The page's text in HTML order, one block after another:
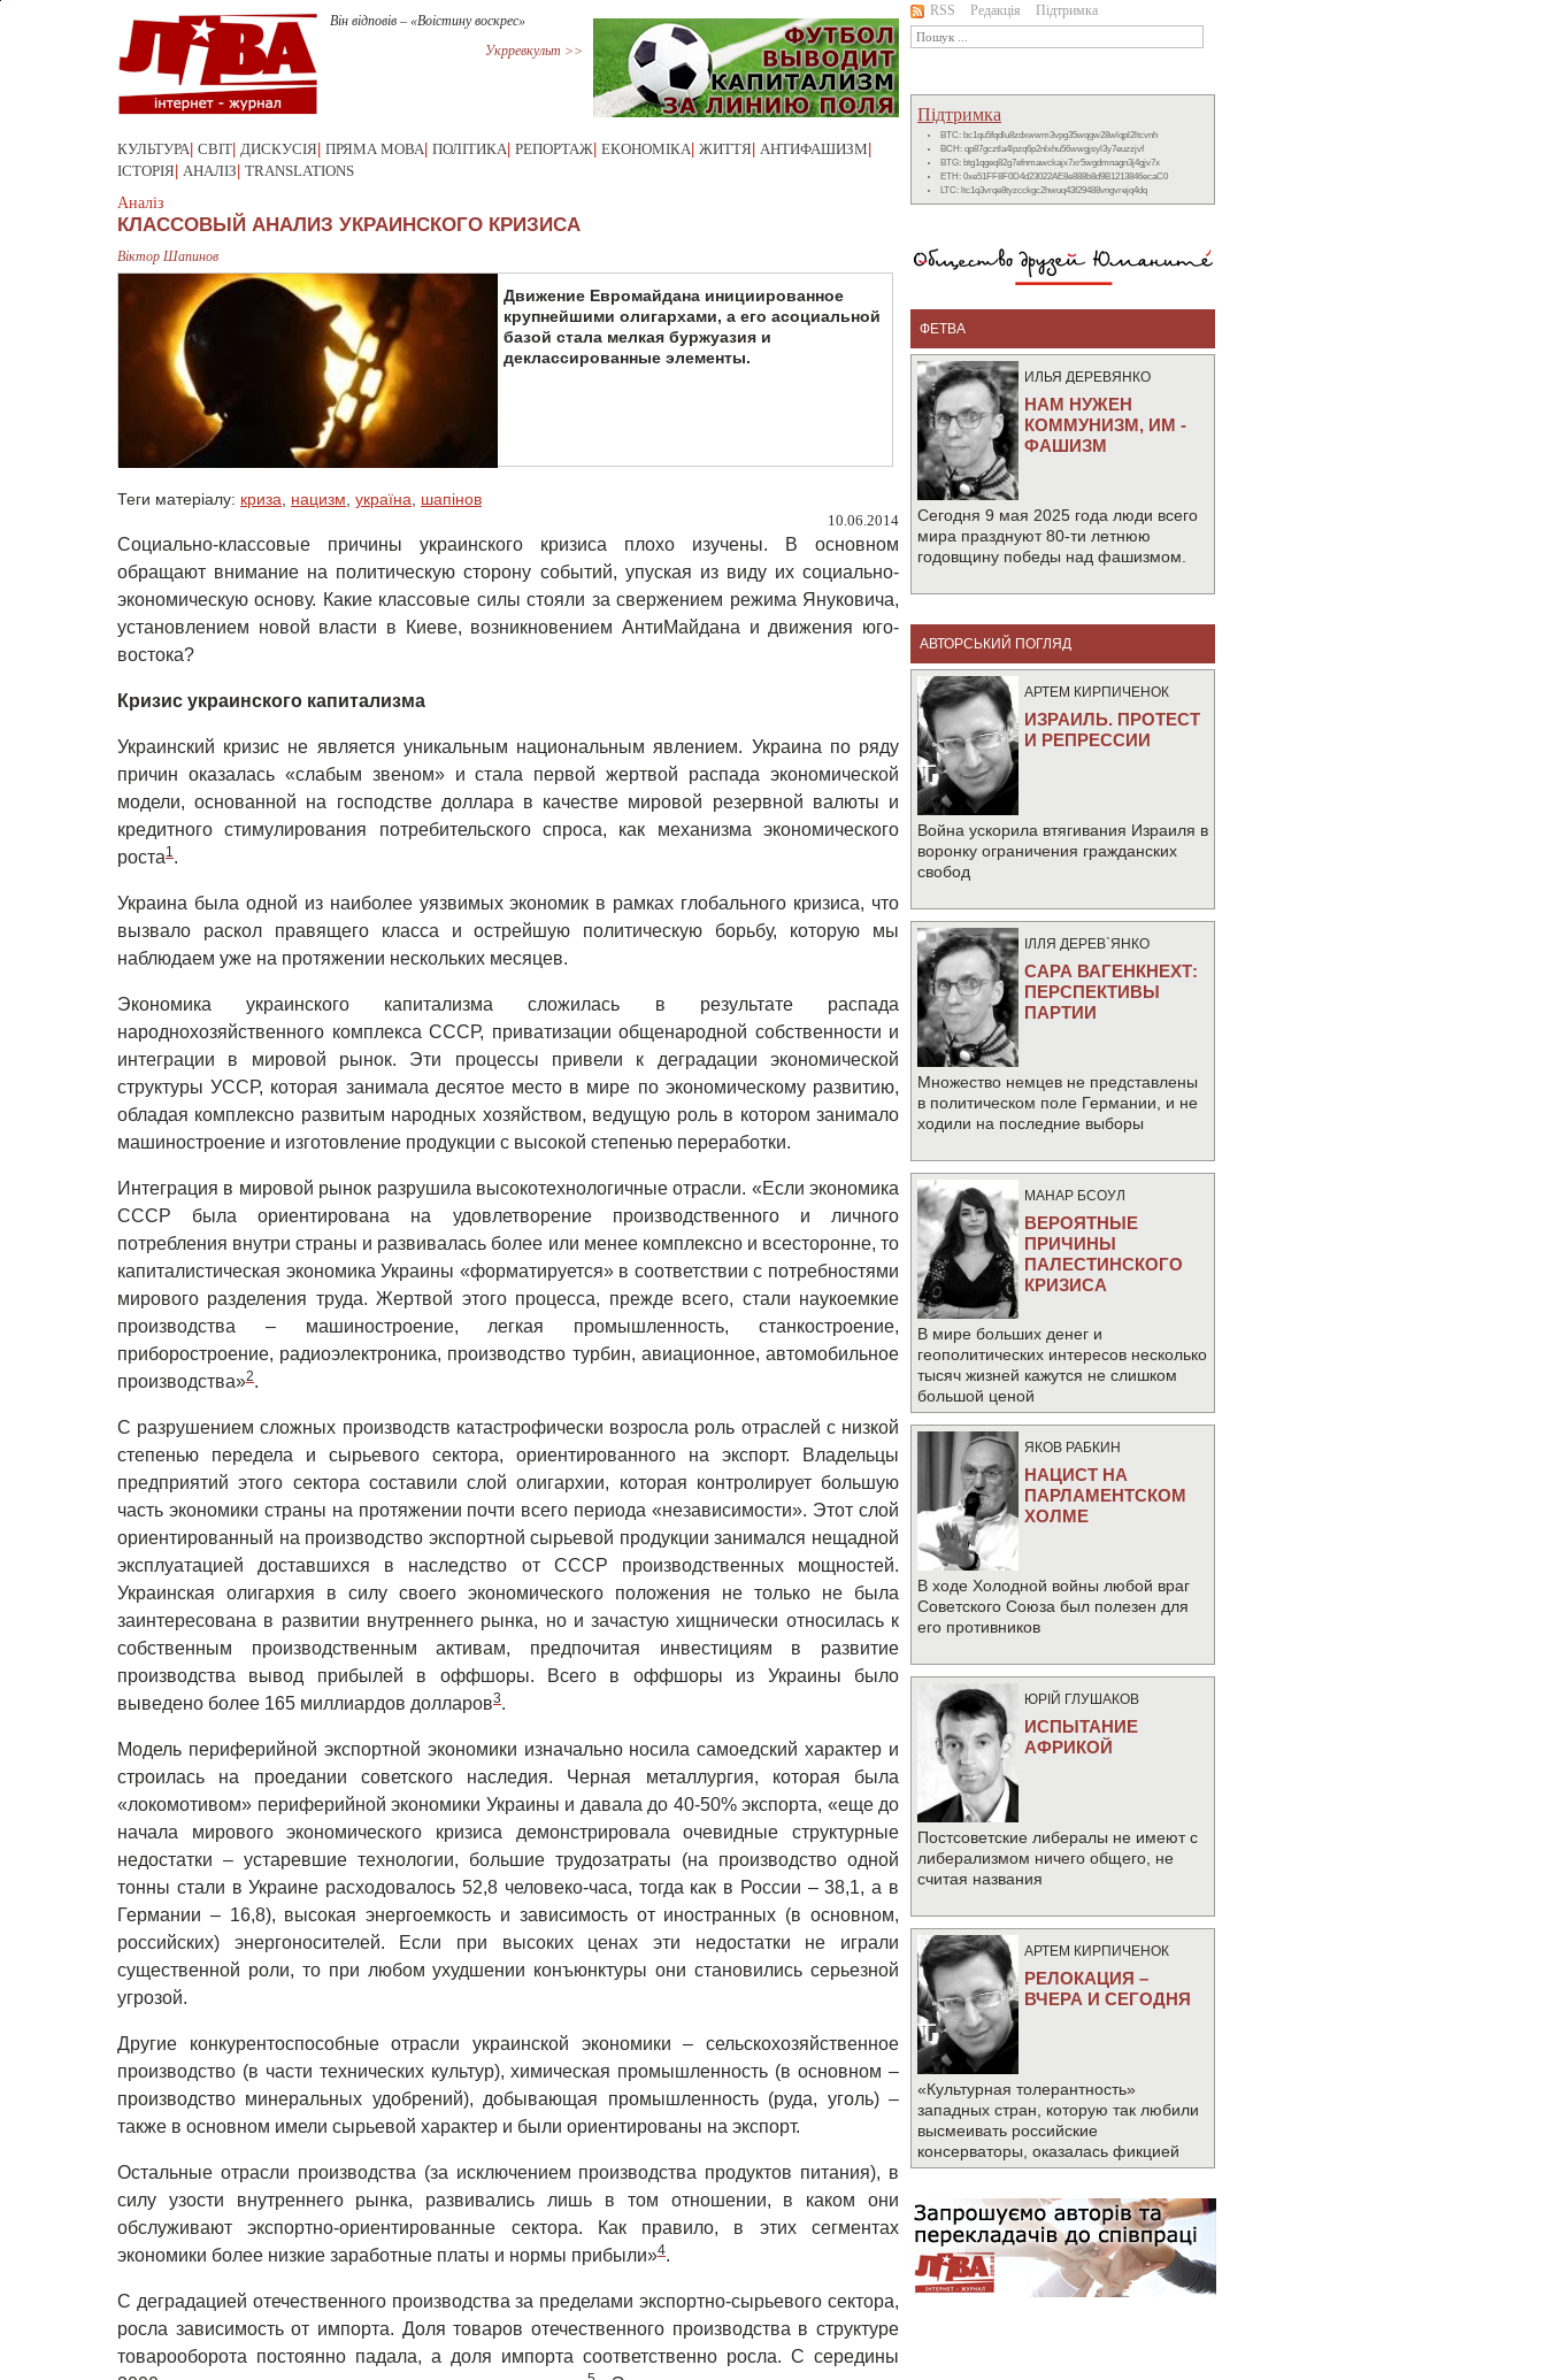
Він відповів – «Воістину воскрес»
Укрревкульт >>
КУЛЬТУРА СВІТ ДИСКУСІЯ ПРЯМА МОВА ПОЛІТИКА РЕПОРТАЖ ЕКОНОМІКА ЖИТТЯ АНТИФАШИЗМ
ІСТОРІЯ АНАЛІЗ TRANSLATIONS
Аналіз
КЛАССОВЫЙ АНАЛИЗ УКРАИНСКОГО КРИЗИСА
Віктор Шапинов
Движение Евромайдана инициированное
крупнейшими олигархами, а его асоциальной
базой стала мелкая буржуазия и
деклассированные элементы.
Теги матеріалу: криза нацизм україна шапінов
10.06.2014
Социально-классовые причины украинского кризиса плохо изучены. В основном
обращают внимание на политическую сторону событий, упуская из виду их социально-
экономическую основу. Какие классовые силы стояли за свержением режима Януковича,
установлением новой власти в Киеве, возникновением АнтиМайдана и движения юго-
востока?
Кризис украинского капитализма
Украинский кризис не является уникальным национальным явлением. Украина по ряду
причин оказалась «слабым звеном» и стала первой жертвой распада экономической
модели, основанной на господстве доллара в качестве мировой резервной валюты и
кредитного стимулирования потребительского спроса, как механизма экономического
роста1.
Украина была одной из наиболее уязвимых экономик в рамках глобального кризиса, что
вызвало раскол правящего класса и острейшую политическую борьбу, которую мы
наблюдаем уже на протяжении нескольких месяцев.
Экономика украинского капитализма сложилась в результате распада
народнохозяйственного комплекса СССР, приватизации общенародной собственности и
интеграции в мировой рынок. Эти процессы привели к деградации экономической
структуры УССР, которая занимала десятое место в мире по экономическому развитию,
обладая комплексно развитым народных хозяйством, ведущую роль в котором занимало
машиностроение и изготовление продукции с высокой степенью переработки.
Интеграция в мировой рынок разрушила высокотехнологичные отрасли. «Если экономика
СССР была ориентирована на удовлетворение производственного и личного
потребления внутри страны и развивалась более или менее комплексно и всесторонне, то
капиталистическая экономика Украины «форматируется» в соответствии с потребностями
мирового разделения труда. Жертвой этого процесса, прежде всего, стали наукоемкие
производства – машиностроение, легкая промышленность, станкостроение,
приборостроение, радиоэлектроника, производство турбин, авиационное, автомобильное
производства»2.
С разрушением сложных производств катастрофически возросла роль отраслей с низкой
степенью передела и сырьевого сектора, ориентированного на экспорт. Владельцы
предприятий этого сектора составили слой олигархии, которая контролирует большую
часть экономики страны на протяжении почти всего периода «независимости». Этот слой
ориентированный на производство экспортной сырьевой продукции занимался нещадной
эксплуатацией доставшихся в наследство от СССР производственных мощностей.
Украинская олигархия в силу своего экономического положения не только не была
заинтересована в развитии внутреннего рынка, но и зачастую хищнически относилась к
собственным производственным активам, предпочитая инвестициям в развитие
производства вывод прибылей в оффшоры. Всего в оффшоры из Украины было
выведено более 165 миллиардов долларов3.
Модель периферийной экспортной экономики изначально носила самоедский характер и
строилась на проедании советского наследия. Черная металлургия, которая была
«локомотивом» периферийной экономики Украины и давала до 40-50% экспорта, «еще до
начала мирового экономического кризиса демонстрировала очевидные структурные
недостатки – устаревшие технологии, большие трудозатраты (на производство одной
тонны стали в Украине расходовалось 52,8 человеко-часа, тогда как в России – 38,1, а в
Германии – 16,8), высокая энергоемкость и зависимость от иностранных (в основном,
российских) энергоносителей. Если при высоких ценах эти недостатки не играли
существенной роли, то при любом ухудшении конъюнктуры они становились серьезной
угрозой.
Другие конкурентоспособные отрасли украинской экономики – сельскохозяйственное
производство (в части технических культур), химическая промышленность (в основном –
производство минеральных удобрений), добывающая промышленность (руда, уголь) –
также в основном имели сырьевой характер и были ориентированы на экспорт.
Остальные отрасли производства (за исключением производства продуктов питания), в
силу узости внутреннего рынка, развивались лишь в том отношении, в каком они
обслуживают экспортно-ориентированные сектора. Как правило, в этих сегментах
экономики более низкие заработные платы и нормы прибыли»4.
С деградацией отечественного производства за пределами экспортно-сырьевого сектора,
росла зависимость от импорта. Доля товаров отечественного производства в структуре
товарооборота постоянно падала, а доля импорта соответственно росла. С середины
RSS Редакція Підтримка
Підтримка
BTC: bc1qu5fqdlu8zdxwwm3vpg35wqgw28wlqpl2ltcvnh
BCH: qp87gcztla4lpzq6p2nlxhu56wwgjsyl3y7euzzjvf
BTG: btg1qgeq82g7efnmawckajx7xr5wgdmnagn3j4gjv7x
ETH: 0xe51FF8F0D4d23022AE8e888b8d9B1213846ecaC0
LTC: ltc1q3vrqe8tyzcckgc2hwuq43f29488vngvrejq4dq
ФЕТВА
ИЛЬЯ ДЕРЕВЯНКО
НАМ НУЖЕН
КОММУНИЗМ, ИМ -
ФАШИЗМ
Сегодня 9 мая 2025 года люди всего
мира празднуют 80-ти летнюю
годовщину победы над фашизмом.
АВТОРСЬКИЙ ПОГЛЯД
АРТЕМ КИРПИЧЕНОК
ИЗРАИЛЬ. ПРОТЕСТ
И РЕПРЕССИИ
Война ускорила втягивания Израиля в
воронку ограничения гражданских
свобод
IЛЛЯ ДЕРЕВ`ЯНКО
САРА ВАГЕНКНЕХТ:
ПЕРСПЕКТИВЫ
ПАРТИИ
Множество немцев не представлены
в политическом поле Германии, и не
ходили на последние выборы
МАНАР БСОУЛ
ВЕРОЯТНЫЕ
ПРИЧИНЫ
ПАЛЕСТИНСКОГО
КРИЗИСА
В мире больших денег и
геополитических интересов несколько
тысяч жизней кажутся не слишком
большой ценой
ЯКОВ РАБКИН
НАЦИСТ НА
ПАРЛАМЕНТСКОМ
ХОЛМЕ
В ходе Холодной войны любой враг
Советского Союза был полезен для
его противников
ЮРIЙ ГЛУШАКОВ
ИСПЫТАНИЕ
АФРИКОЙ
Постсоветские либералы не имеют с
либерализмом ничего общего, не
считая названия
АРТЕМ КИРПИЧЕНОК
РЕЛОКАЦИЯ –
ВЧЕРА И СЕГОДНЯ
«Культурная толерантность»
западных стран, которую так любили
высмеивать российские
консерваторы, оказалась фикцией